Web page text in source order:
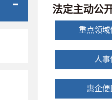
法定主动公
重点领
人
惠企